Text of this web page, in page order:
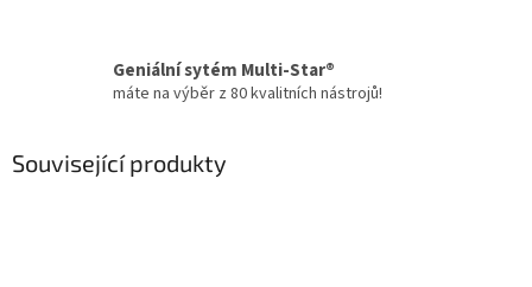
Geniální sytém Multi-Star®
máte na výběr z 80 kvalitních nástrojů!
Související produkty